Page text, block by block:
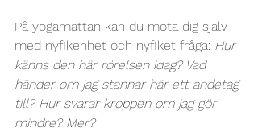
På yogamattan kan du möta dig själv
med nyfikenhet och nyfiket fråga: Hur
känns den här rörelsen idag? Vad
händer om jag stannar här ett andetag
till? Hur svarar kroppen om jag gör
mindre? Mer?